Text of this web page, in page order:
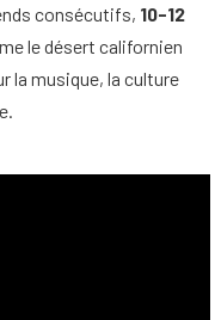
consécutifs, 10-12
le désert californien
la musique, la culture